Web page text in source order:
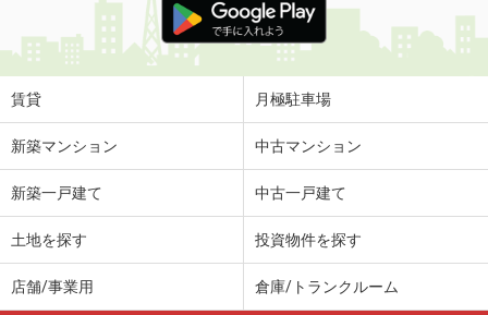
賃貸 月極駐車場
新築マンション 中古マンション
新築一戸建て 中古一戸建て
土地を探す 投資物件を探す
店舗/事業用 倉庫/トランクルーム